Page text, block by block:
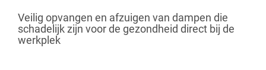
Veilig opvangen en afzuigen van dampen die
schadelijk zijn voor de gezondheid direct bij de
werkplek